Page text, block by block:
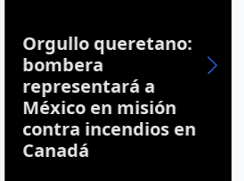
Orgullo queretano:
bombera
representará a
México en misión
contra incendios en
Canadá